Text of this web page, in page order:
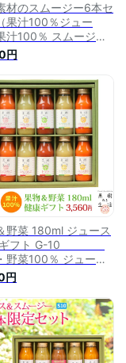
材のスムージー6本セ
果汁100％ジュー
汁100％ スムージー
詰め合わせ プレゼン
物 誕生日 結婚内祝
産内祝い 引越し祝い
お取り寄せ 法事 お
健康 送料無料 のし
入れ対応可 なかひら
製造直販
円
野菜 180ml ジュース
ギフト G-10
野菜100％ ジュース
詰め合わせ プレゼン
物 誕生日 結婚内祝
内祝い 引越し祝い
お取り寄せ 法事 お
健康 送料無料 のし
入れ対応可 なかひら
造直販
円